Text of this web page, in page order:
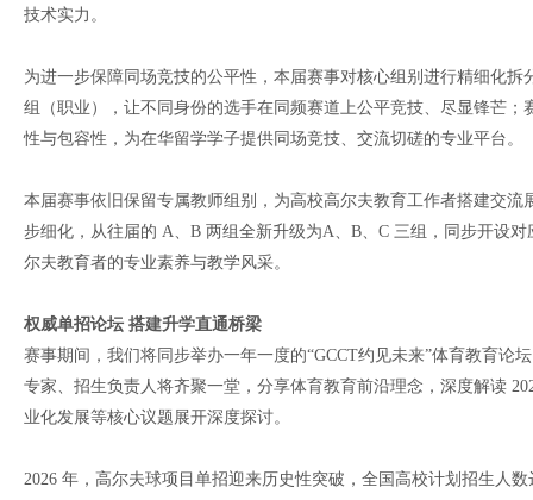
技术实力。
为进一步保障同场竞技的公平性，本届赛事对核心组别进行精细化
组（职业），让不同身份的选手在同频赛道上公平竞技、尽显锋芒
性与包容性，为在华留学学子提供同场竞技、交流切磋的专业平台。
本届赛事依旧保留专属教师组别，为高校高尔夫教育工作者搭建交
步细化，从往届的 A、B 两组全新升级为A、B、C 三组，同步开设
尔夫教育者的专业素养与教学风采。
权威单招论坛 搭建升学直通桥梁
赛事期间，我们将同步举办一年一度的“GCCT约见未来”体育教育
专家、招生负责人将齐聚一堂，分享体育教育前沿理念，深度解读
业化发展等核心议题展开深度探讨。
2026 年，高尔夫球项目单招迎来历史性突破，全国高校计划招生人